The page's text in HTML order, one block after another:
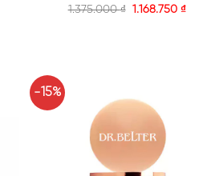
1.375.000₫ 1.168.750 ₫
-15%